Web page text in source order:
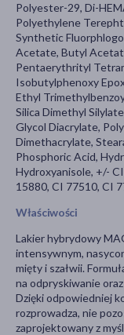
Polyester-29, Di-
Polyethylene
Synthetic
Acetate, Butyl
Pentaerythrityl
Isobutylphenoxy
Ethyl
Silica Dimethyl
Glycol Diacrylate,
Dimethacrylate,
Phosphoric Acid,
Hydroxyanisole, +/-
15880, CI 77510, CI
Właściwości
Lakier hybrydowy
intensywnym,
mięty i szałwii.
na odpryskiwanie
Dzięki odpowiedniej
rozprowadza, nie
zaprojektowany z